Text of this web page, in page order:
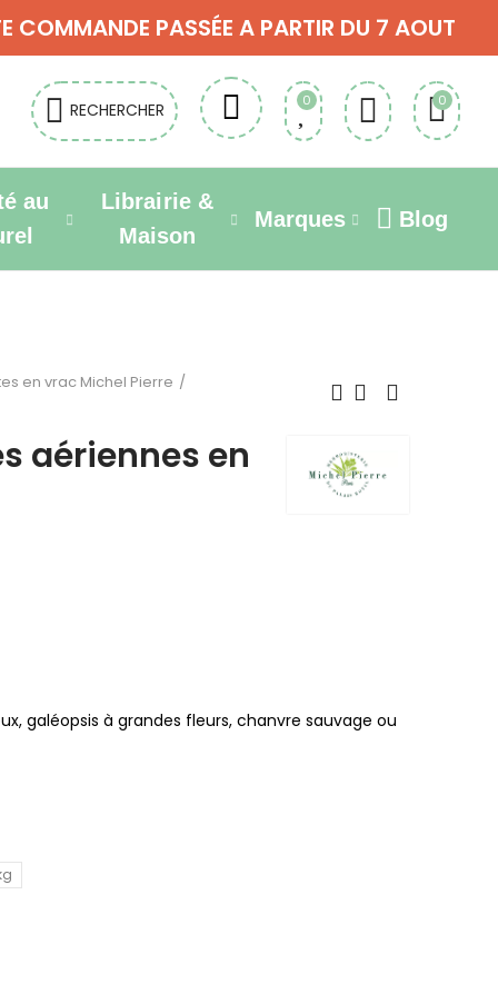
COMMANDE PASSÉE A PARTIR DU 7 AOUT
RECHERCHER 0 0
au
Librairie &
Maison
Marques Blog
en vrac Michel Pierre
aériennes en
galéopsis à grandes fleurs, chanvre sauvage ou